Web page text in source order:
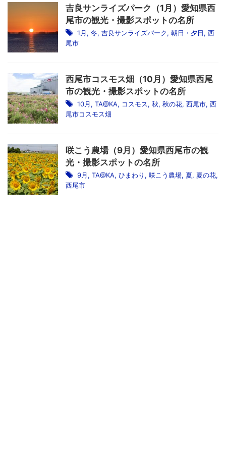
吉良サンライズパーク（1月）愛知県西
尾市の観光・撮影スポットの名所
1月, 冬, 吉良サンライズパーク, 朝日・夕日, 西
尾市
西尾市コスモス畑（10月）愛知県西尾
市の観光・撮影スポットの名所
10月, TA@KA, コスモス, 秋, 秋の花, 西尾市, 西
尾市コスモス畑
咲こう農場（9月）愛知県西尾市の観
光・撮影スポットの名所
9月, TA@KA, ひまわり , 咲こう農場, 夏, 夏の花,
西尾市